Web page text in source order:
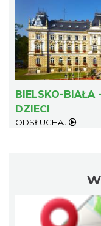
BIELSKO-BIAŁA
DZIECI
ODSŁUCHAJ